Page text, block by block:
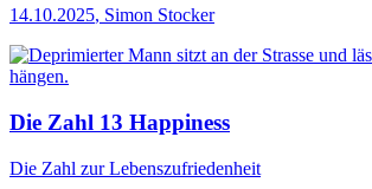
14.10.2025, Simon Stocker
Die Zahl 13 Happiness
Die Zahl zur Lebenszufriedenheit